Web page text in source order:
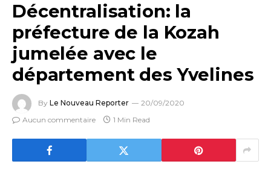
Décentralisation: la
préfecture de la Kozah
jumelée avec le
département des Yvelines
By Le Nouveau Reporter
20/09/2020
Aucun commentaire
1 Min Read